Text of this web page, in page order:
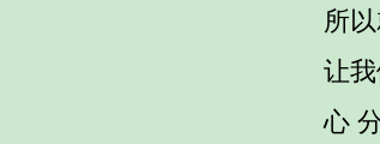
所
让
心